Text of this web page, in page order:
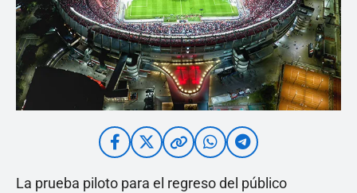
La prueba piloto para el regreso del público